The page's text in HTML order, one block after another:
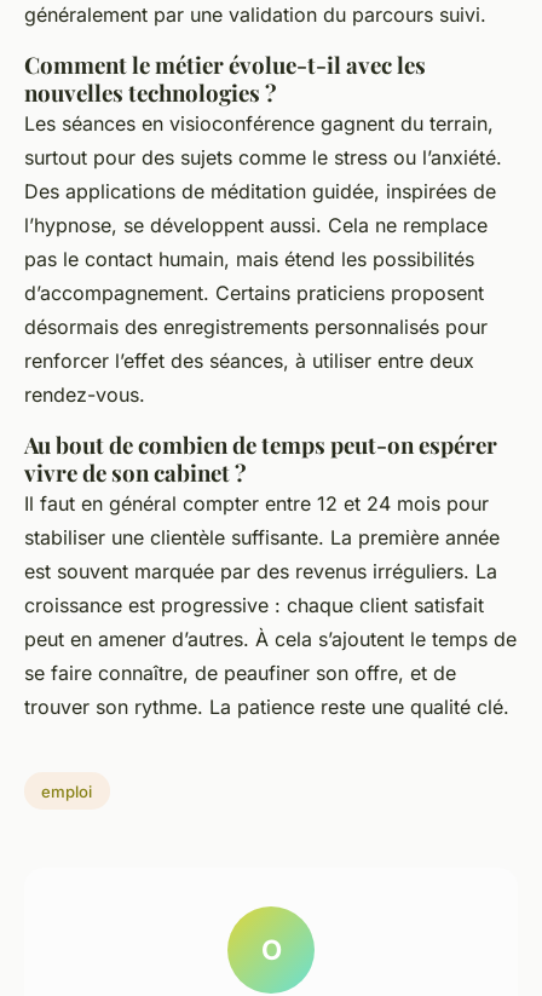
généralement par une validation du parcours suivi.
Comment le métier évolue-t-il avec les
nouvelles technologies ?
Les séances en visioconférence gagnent du terrain,
surtout pour des sujets comme le stress ou l’anxiété.
Des applications de méditation guidée, inspirées de
l’hypnose, se développent aussi. Cela ne remplace
pas le contact humain, mais étend les possibilités
d’accompagnement. Certains praticiens proposent
désormais des enregistrements personnalisés pour
renforcer l’effet des séances, à utiliser entre deux
rendez-vous.
Au bout de combien de temps peut-on espérer
vivre de son cabinet ?
Il faut en général compter entre 12 et 24 mois pour
stabiliser une clientèle suffisante. La première année
est souvent marquée par des revenus irréguliers. La
croissance est progressive : chaque client satisfait
peut en amener d’autres. À cela s’ajoutent le temps de
se faire connaître, de peaufiner son offre, et de
trouver son rythme. La patience reste une qualité clé.
emploi
O